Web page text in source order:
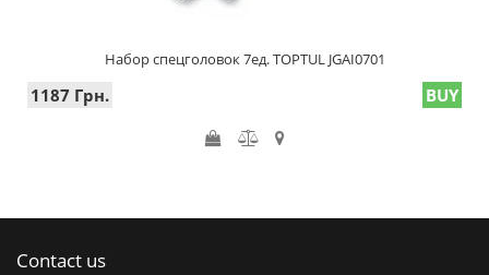
Набор спецголовок 7ед. TOPTUL JGAI0701
1187 Грн. BUY
Contact us